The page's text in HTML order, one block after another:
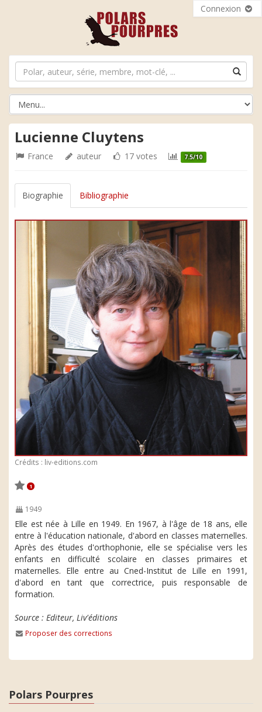
Connexion
Lucienne Cluytens
France auteur 17 votes 7.5/10
Biographie Bibliographie
Crédits : liv-editions.com
1
1949
Elle est née à Lille en 1949. En 1967, à l'âge de 18 ans, elle
entre à l'éducation nationale, d'abord en classes maternelles.
Après des études d'orthophonie, elle se spécialise vers les
enfants en difficulté scolaire en classes primaires et
maternelles. Elle entre au Cned-Institut de Lille en 1991,
d'abord en tant que correctrice, puis responsable de
formation.
Source : Editeur, Liv'éditions
Proposer des corrections
Polars Pourpres